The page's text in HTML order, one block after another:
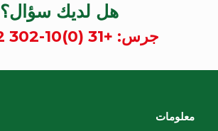
هل لديك سؤال؟
جرس: +31 (0)10-302 02 88
معلومات